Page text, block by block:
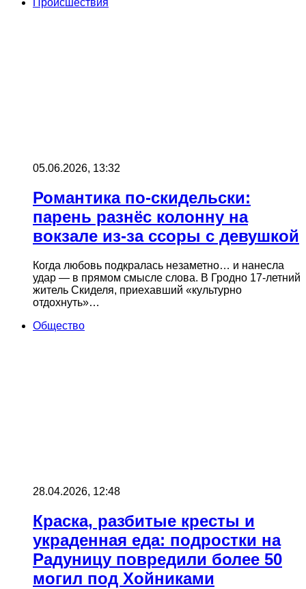
Происшествия
05.06.2026, 13:32
Романтика по-скидельски:
парень разнёс колонну на
вокзале из-за ссоры с девушкой
Когда любовь подкралась незаметно… и нанесла
удар — в прямом смысле слова. В Гродно 17-летний
житель Скиделя, приехавший «культурно
отдохнуть»…
Общество
28.04.2026, 12:48
Краска, разбитые кресты и
украденная еда: подростки на
Радуницу повредили более 50
могил под Хойниками